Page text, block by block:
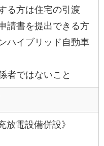
る方は住宅の引渡
請書を提出できる方
ハイブリッド自動車
者ではないこと
放電設備併設》